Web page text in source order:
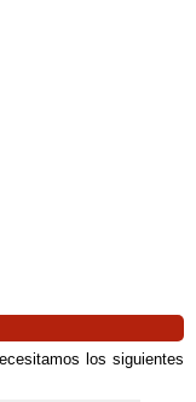
los siguientes